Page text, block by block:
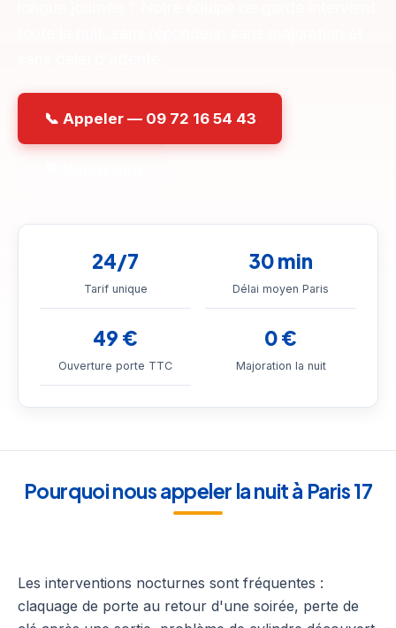
📞 Appeler — 09 72 16 54 43
24/7
Tarif unique
30 min
Délai moyen Paris
49 €
Ouverture porte TTC
0 €
Majoration la nuit
Pourquoi nous appeler la nuit à Paris 17
Les interventions nocturnes sont fréquentes :
claquage de porte au retour d'une soirée, perte de